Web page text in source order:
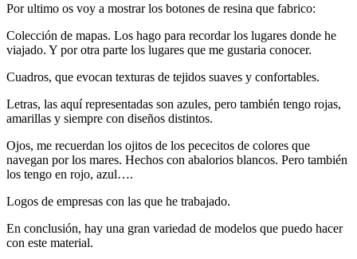
Por ultimo os voy a mostrar los botones de resina que fabrico:
Colección de mapas. Los hago para recordar los lugares donde he
viajado. Y por otra parte los lugares que me gustaria conocer.
Cuadros, que evocan texturas de tejidos suaves y confortables.
Letras, las aquí representadas son azules, pero también tengo rojas,
amarillas y siempre con diseños distintos.
Ojos, me recuerdan los ojitos de los pececitos de colores que
navegan por los mares. Hechos con abalorios blancos. Pero también
los tengo en rojo, azul….
Logos de empresas con las que he trabajado.
En conclusión, hay una gran variedad de modelos que puedo hacer
con este material.